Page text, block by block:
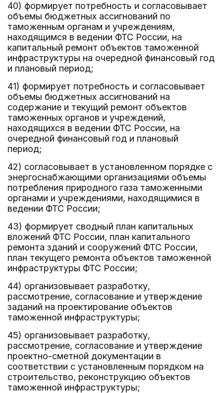
40) формирует потребность и согласовывает
объемы бюджетных ассигнований по
таможенным органам и учреждениям,
находящимся в ведении ФТС России, на
капитальный ремонт объектов таможенной
инфраструктуры на очередной финансовый год
и плановый период;
41) формирует потребность и согласовывает
объемы бюджетных ассигнований на
содержание и текущий ремонт объектов
таможенных органов и учреждений,
находящихся в ведении ФТС России, на
очередной финансовый год и плановый
период;
42) согласовывает в установленном порядке с
энергоснабжающими организациями объемы
потребления природного газа таможенными
органами и учреждениями, находящимися в
ведении ФТС России;
43) формирует сводный план капитальных
вложений ФТС России, план капитального
ремонта зданий и сооружений ФТС России,
план текущего ремонта объектов таможенной
инфраструктуры ФТС России;
44) организовывает разработку,
рассмотрение, согласование и утверждение
заданий на проектирование объектов
таможенной инфраструктуры;
45) организовывает разработку,
рассмотрение, согласование и утверждение
проектно-сметной документации в
соответствии с установленным порядком на
строительство, реконструкцию объектов
таможенной инфраструктуры;